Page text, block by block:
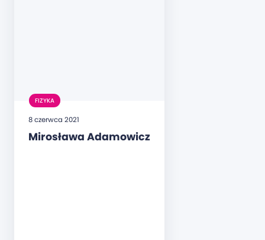
FIZYKA
8 czerwca 2021
Mirosława Adamowicz